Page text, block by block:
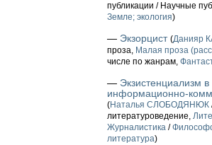
публикации / Научные
Земле; экология)
— Экзорцист (Данияр
проза, Малая проза
числе по жанрам,
— Экзистенциализм
информационно-
(Наталья СЛОБОДЯНЮК
литературоведение,
Журналистика /
литература)